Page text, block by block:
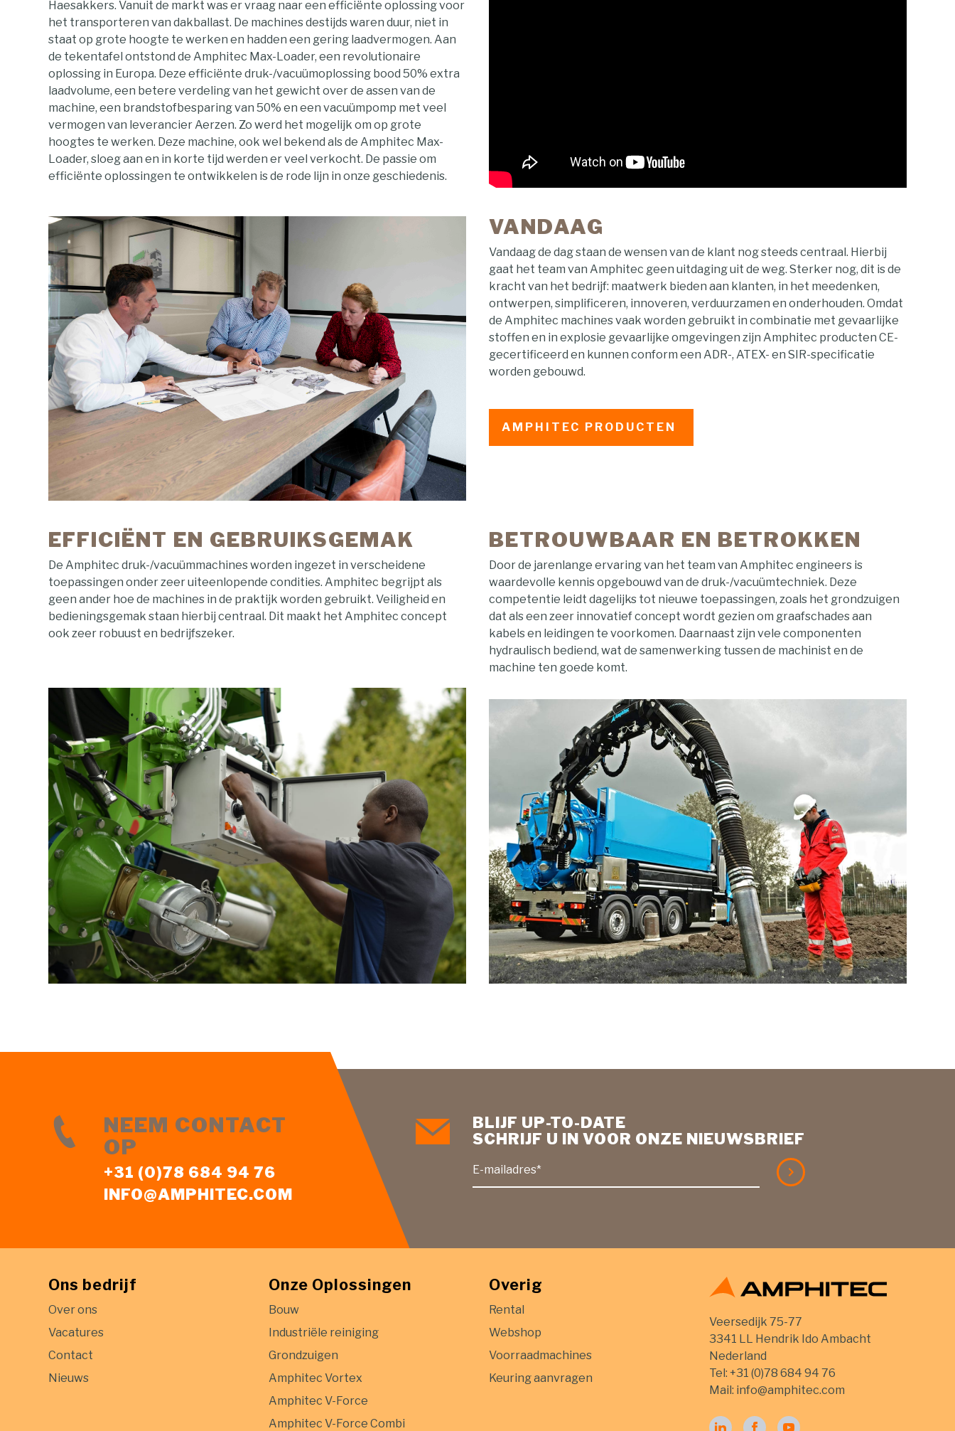
Haesakkers. Vanuit de markt was er vraag naar een efficiënte oplossing voor
het transporteren van dakballast. De machines destijds waren duur, niet in
staat op grote hoogte te werken en hadden een gering laadvermogen. Aan
de tekentafel ontstond de Amphitec Max-Loader, een revolutionaire
oplossing in Europa. Deze efficiënte druk-/vacuümoplossing bood 50% extra
laadvolume, een betere verdeling van het gewicht over de assen van de
machine, een brandstofbesparing van 50% en een vacuümpomp met veel
vermogen van leverancier Aerzen. Zo werd het mogelijk om op grote
hoogtes te werken. Deze machine, ook wel bekend als de Amphitec Max-
Loader, sloeg aan en in korte tijd werden er veel verkocht. De passie om
efficiënte oplossingen te ontwikkelen is de rode lijn in onze geschiedenis.
VANDAAG
Vandaag de dag staan de wensen van de klant nog steeds centraal. Hierbij
gaat het team van Amphitec geen uitdaging uit de weg. Sterker nog, dit is de
kracht van het bedrijf: maatwerk bieden aan klanten, in het meedenken,
ontwerpen, simplificeren, innoveren, verduurzamen en onderhouden. Omdat
de Amphitec machines vaak worden gebruikt in combinatie met gevaarlijke
stoffen en in explosie gevaarlijke omgevingen zijn Amphitec producten CE-
gecertificeerd en kunnen conform een ADR-, ATEX- en SIR-specificatie
worden gebouwd.
AMPHITEC PRODUCTEN
EFFICIËNT EN GEBRUIKSGEMAK
De Amphitec druk-/vacuümmachines worden ingezet in verscheidene
toepassingen onder zeer uiteenlopende condities. Amphitec begrijpt als
geen ander hoe de machines in de praktijk worden gebruikt. Veiligheid en
bedieningsgemak staan hierbij centraal. Dit maakt het Amphitec concept
ook zeer robuust en bedrijfszeker.
BETROUWBAAR EN BETROKKEN
Door de jarenlange ervaring van het team van Amphitec engineers is
waardevolle kennis opgebouwd van de druk-/vacuümtechniek. Deze
competentie leidt dagelijks tot nieuwe toepassingen, zoals het grondzuigen
dat als een zeer innovatief concept wordt gezien om graafschades aan
kabels en leidingen te voorkomen. Daarnaast zijn vele componenten
hydraulisch bediend, wat de samenwerking tussen de machinist en de
machine ten goede komt.
NEEM CONTACT
OP
+31 (0)78 684 94 76
INFO@AMPHITEC.COM
BLIJF UP-TO-DATE
SCHRIJF U IN VOOR ONZE NIEUWSBRIEF
E-mailadres*
Ons bedrijf
Over ons
Vacatures
Contact
Nieuws
Onze Oplossingen
Bouw
Industriële reiniging
Grondzuigen
Amphitec Vortex
Amphitec V-Force
Amphitec V-Force Combi
Overig
Rental
Webshop
Voorraadmachines
Keuring aanvragen
Veersedijk 75-77
3341 LL Hendrik Ido Ambacht
Nederland
Tel: +31 (0)78 684 94 76
Mail: info@amphitec.com